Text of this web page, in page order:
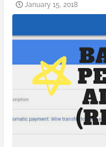
January 15, 2018